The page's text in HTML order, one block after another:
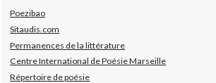
Poezibao
Sitaudis.com
Permanences de la littérature
Centre International de Poésie Marseille
Répertoire de poésie